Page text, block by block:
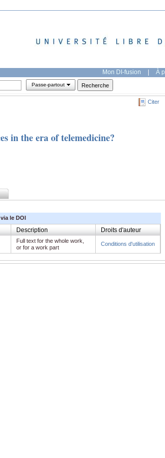
Mon DI-fusion | À
Passe-partout
Citer
in the era of telemedicine?
le DOI
Description Droits d'auteur
Full text for the whole work,
or for a work part
Conditions d'utilisation